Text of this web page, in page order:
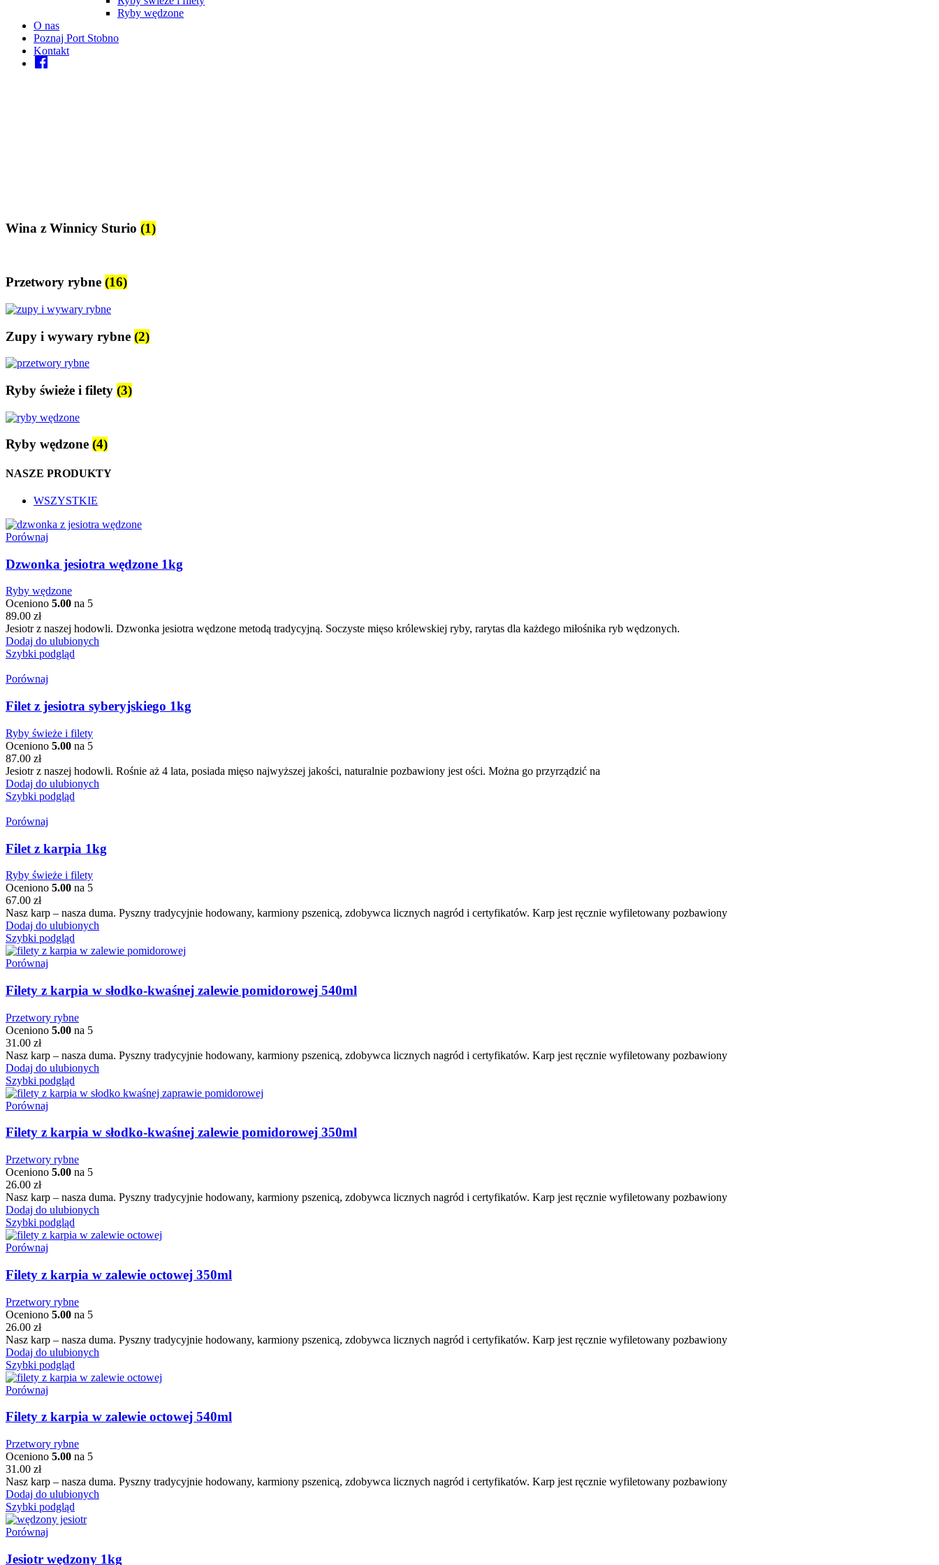
Ryby wędzone
O nas
Poznaj Port Stobno
Kontakt
Wina z Winnicy Sturio (1)
Przetwory rybne (16)
Zupy i wywary rybne (2)
Ryby świeże i filety (3)
Ryby wędzone (4)
NASZE PRODUKTY
WSZYSTKIE
Porównaj
Dzwonka jesiotra wędzone 1kg
Ryby wędzone
Oceniono 5.00 na 5
89.00 zł
Jesiotr z naszej hodowli. Dzwonka jesiotra wędzone metodą tradycyjną. Soczyste mięso królewskiej ryby, rarytas dla każdego miłośnika ryb wędzonych.
Dodaj do ulubionych
Szybki podgląd
Porównaj
Filet z jesiotra syberyjskiego 1kg
Ryby świeże i filety
Oceniono 5.00 na 5
87.00 zł
Jesiotr z naszej hodowli. Rośnie aż 4 lata, posiada mięso najwyższej jakości, naturalnie pozbawiony jest ości. Można go przyrządzić na
Dodaj do ulubionych
Szybki podgląd
Porównaj
Filet z karpia 1kg
Ryby świeże i filety
Oceniono 5.00 na 5
67.00 zł
Nasz karp – nasza duma. Pyszny tradycyjnie hodowany, karmiony pszenicą, zdobywca licznych nagród i certyfikatów. Karp jest ręcznie wyfiletowany pozbawiony
Dodaj do ulubionych
Szybki podgląd
Porównaj
Filety z karpia w słodko-kwaśnej zalewie pomidorowej 540ml
Przetwory rybne
Oceniono 5.00 na 5
31.00 zł
Nasz karp – nasza duma. Pyszny tradycyjnie hodowany, karmiony pszenicą, zdobywca licznych nagród i certyfikatów. Karp jest ręcznie wyfiletowany pozbawiony
Dodaj do ulubionych
Szybki podgląd
Porównaj
Filety z karpia w słodko-kwaśnej zalewie pomidorowej 350ml
Przetwory rybne
Oceniono 5.00 na 5
26.00 zł
Nasz karp – nasza duma. Pyszny tradycyjnie hodowany, karmiony pszenicą, zdobywca licznych nagród i certyfikatów. Karp jest ręcznie wyfiletowany pozbawiony
Dodaj do ulubionych
Szybki podgląd
Porównaj
Filety z karpia w zalewie octowej 350ml
Przetwory rybne
Oceniono 5.00 na 5
26.00 zł
Nasz karp – nasza duma. Pyszny tradycyjnie hodowany, karmiony pszenicą, zdobywca licznych nagród i certyfikatów. Karp jest ręcznie wyfiletowany pozbawiony
Dodaj do ulubionych
Szybki podgląd
Porównaj
Filety z karpia w zalewie octowej 540ml
Przetwory rybne
Oceniono 5.00 na 5
31.00 zł
Nasz karp – nasza duma. Pyszny tradycyjnie hodowany, karmiony pszenicą, zdobywca licznych nagród i certyfikatów. Karp jest ręcznie wyfiletowany pozbawiony
Dodaj do ulubionych
Szybki podgląd
Porównaj
Jesiotr wędzony 1kg